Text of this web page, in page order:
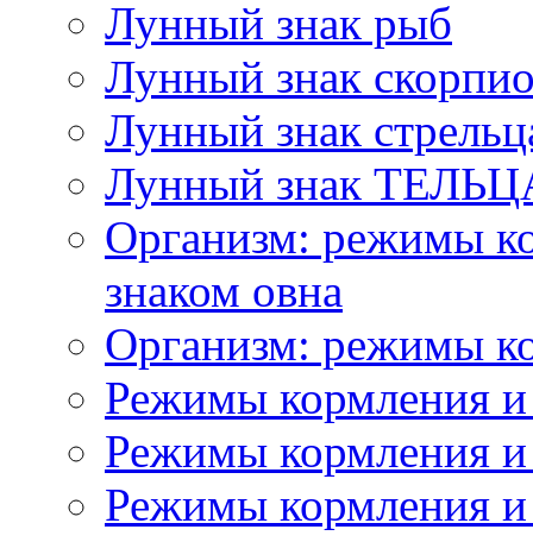
Лунный знак рыб
Лунный знак
Лунный знак
Лунный знак
Организм: режимы
знаком овна
Организм: режимы
Режимы кормления и
Режимы кормления и
Режимы кормления и